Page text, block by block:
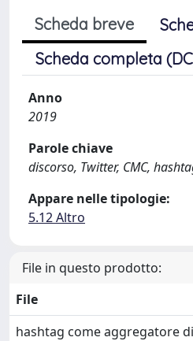
Scheda breve
Scheda completa
Anno
2019
Parole chiave
discorso, Twitter, CMC,
Appare nelle tipologie:
5.12 Altro
File in questo prodotto:
File
hashtag come aggregatore